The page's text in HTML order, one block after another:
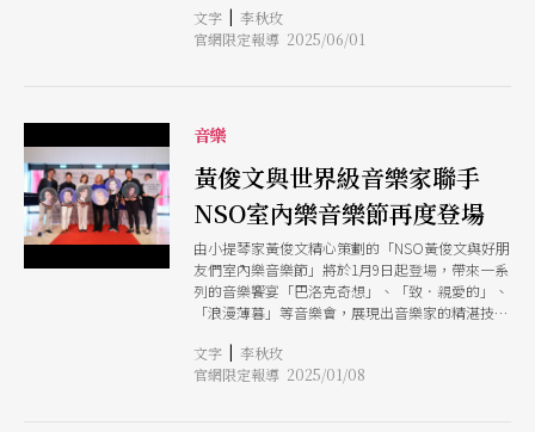
實力雙雙進駐九州重鎮。 作為九州歷史文化與現
代科技交匯地帶的熊本縣，隨著台積電（TSMC）
金會執行長許峻郎舉例：「如贊助當地籃球隊及地
震後毀損的古蹟修復等等。」NSO選擇熊本作為本
次日本巡演首站，在這樣的時空背景下，具有象徵
性與橋梁性意義，傳遞出台灣不僅輸出技術也輸出
文化，將「來自福爾摩沙」的音樂帶進當地人民的
教基金會支持的黃俊文小提琴大師班率先登場，臺
南市市長黃偉哲也特別蒞臨現場，為同樣出身台南
的小提琴家黃俊文加油打氣。大師班的幾位學生在
黃俊文因材施教的指導下獲得相當的收穫，更有接
受指導的學生當場表示願意來台受教於黃俊文。
文字 | 李秋玫
官網限定報導 2025/06/01
音樂
黃俊文與世界級音樂家聯手
NSO室內樂音樂節再度登場
由小提琴家黃俊文精心策劃的「NSO黃俊文與好朋
友們室內樂音樂節」將於1月9日起登場，帶來一系
列的音樂饗宴「巴洛克奇想」、「致．親愛的」、
「浪漫薄暮」等音樂會，展現出音樂家的精湛技藝
音樂家的合作成果。 自第一屆音樂節獲得觀眾的
高度評價後，黃俊文延續他對室內樂的熱情與使命
文字 | 李秋玫
官網限定報導 2025/01/08